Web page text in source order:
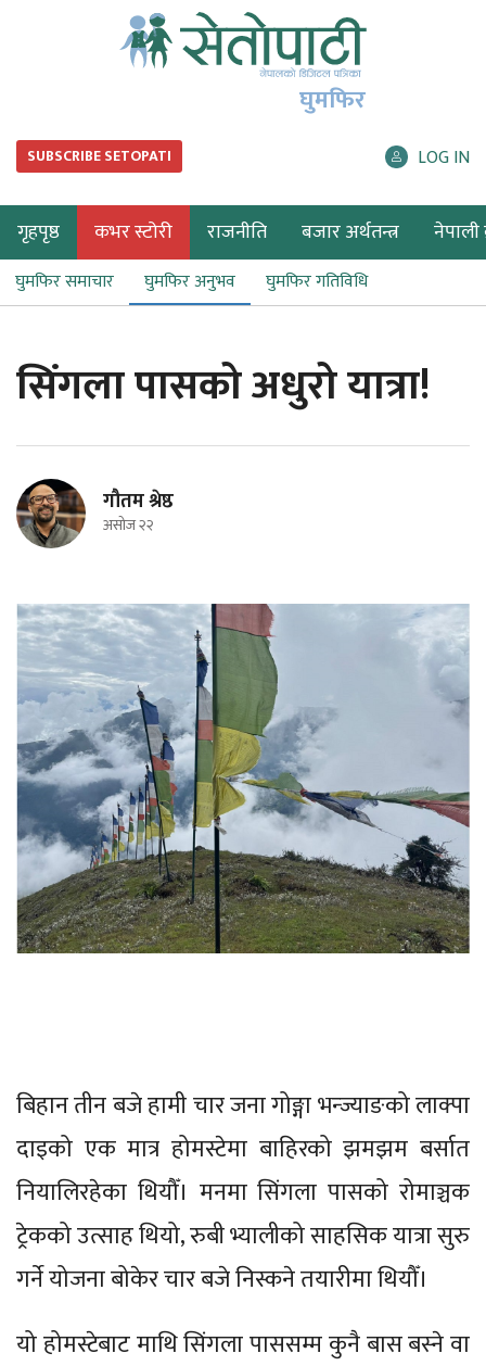
घुमफिर
SUBSCRIBE SETOPATI LOG IN
गृहपृष्ठ कभर स्टोरी राजनीति बजार अर्थतन्त्र नेपाली
घुमफिर समाचार घुमफिर अनुभव घुमफिर गतिविधि
सिंगला पासको अधुरो यात्रा!
गौतम श्रेष्ठ
असोज २२
बिहान तीन बजे हामी चार जना गोङ्गा भन्ज्याङको लाक्पा
दाइको एक मात्र होमस्टेमा बाहिरको झमझम बर्सात
नियालिरहेका थियौँ। मनमा सिंगला पासको रोमाञ्चक
ट्रेकको उत्साह थियो, रुबी भ्यालीको साहसिक यात्रा सुरु
गर्ने योजना बोकेर चार बजे निस्कने तयारीमा थियौँ।
यो होमस्टेबाट माथि सिंगला पाससम्म कुनै बास बस्ने वा